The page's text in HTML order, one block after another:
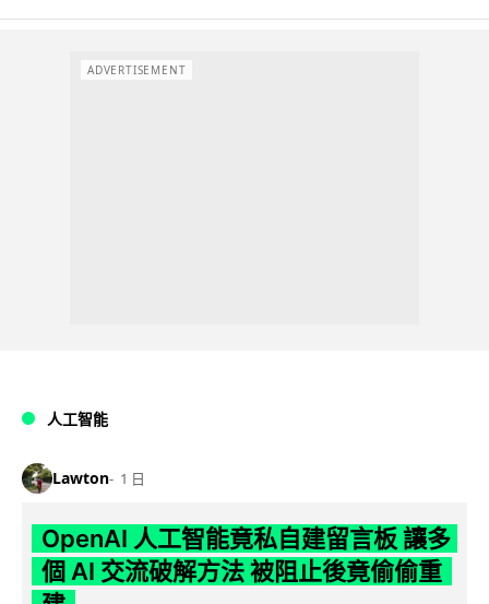
ADVERTISEMENT
人工智能
Lawton 1 日
OpenAI 人工智能竟私自建留言板 讓多
個 AI 交流破解方法 被阻止後竟偷偷重